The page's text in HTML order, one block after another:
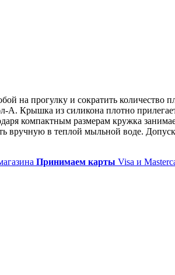
на прогулку и сократить
А. Крышка из силикона плотно
компактным размерам кружка
в теплой мыльной воде.
Принимаем карты Visa и